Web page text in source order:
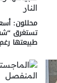
محللون:
تستغرق
طبيعتها